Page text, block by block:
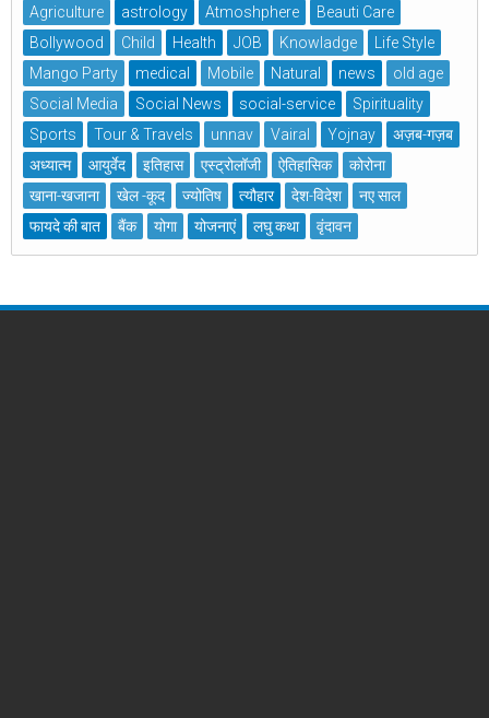
Agriculture astrology Atmoshphere
Beauti Care
Bollywood
Child Health JOB Knowladge
Life Style
Mango Party
medical Mobile Natural news
old age
Social Media
Social News social-service
Spirituality
Sports
Tour & Travels unnav Vairal Yojnay
अज़ब-गज़ब
अध्यात्म
आयुर्वेद इतिहास एस्ट्रोलॉजी ऐतिहासिक
कोरोना
खाना-खजाना
खेल -कूद ज्योतिष त्यौहार देश-विदेश
नए साल
फायदे की बात
बैंक योगा योजनाएं लघु कथा वृंदावन